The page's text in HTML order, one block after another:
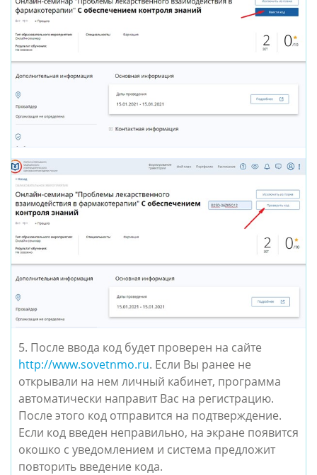
5. После ввода код будет проверен на сайте
http://www.sovetnmo.ru. Если Вы ранее не
открывали на нем личный кабинет, программа
автоматически направит Вас на регистрацию.
После этого код отправится на подтверждение.
Если код введен неправильно, на экране появится
окошко с уведомлением и система предложит
повторить введение кода.